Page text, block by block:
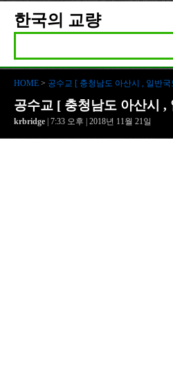
한국의 교량
HOME > 공수교 [ 충청남도 아산시 , 일반국
공수교 [ 충청남도 아산시 ,
krbridge | 7:33 오후 | 2018년 11월 21일